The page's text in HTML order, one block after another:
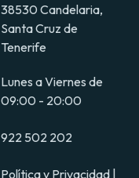
38530 Candelaria,
Santa Cruz de
Tenerife
Lunes a Viernes de
09:00 - 20:00
922 502 202
Política y Privacidad |